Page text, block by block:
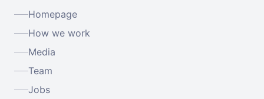
Homepage
How we work
Media
Team
Jobs